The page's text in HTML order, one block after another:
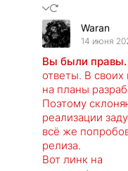
Waran
14 июня
Вы были правы.
ответы. В своих
на планы
Поэтому
реализации
всё же
релиза.
Вот линк на